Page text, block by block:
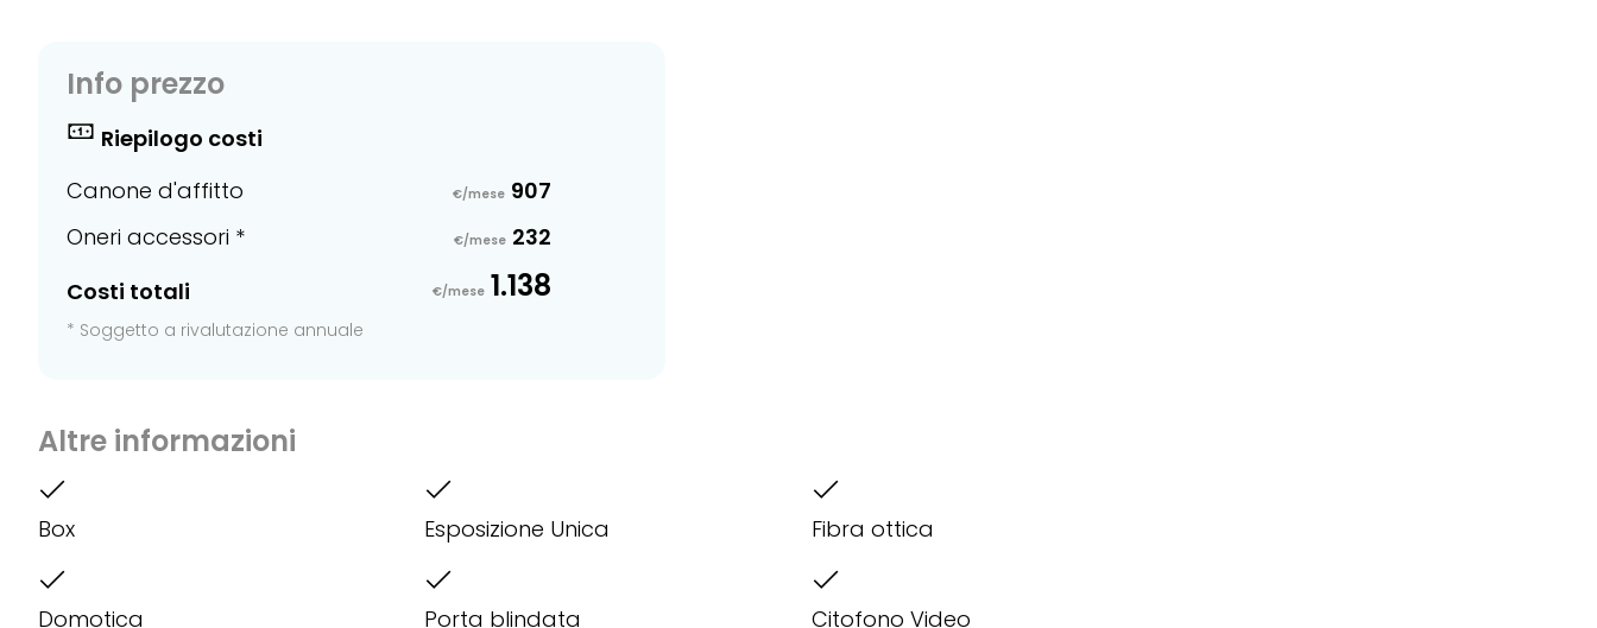
Info prezzo
Riepilogo costi
Canone d'affitto
€/mese 907
Oneri accessori *
€/mese 232
Costi totali
€/mese 1.138
* Soggetto a rivalutazione annuale
Altre informazioni
Box Esposizione Unica Fibra ottica
Domotica Porta blindata Citofono Video